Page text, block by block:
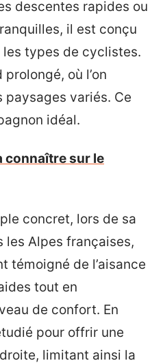
descentes rapides ou
il est conçu
les types de cyclistes.
où l’on
paysages variés. Ce
idéal.
connaître sur le
concret, lors de sa
les Alpes françaises,
témoigné de l’aisance
tout en
de confort. En
pour offrir une
limitant ainsi la